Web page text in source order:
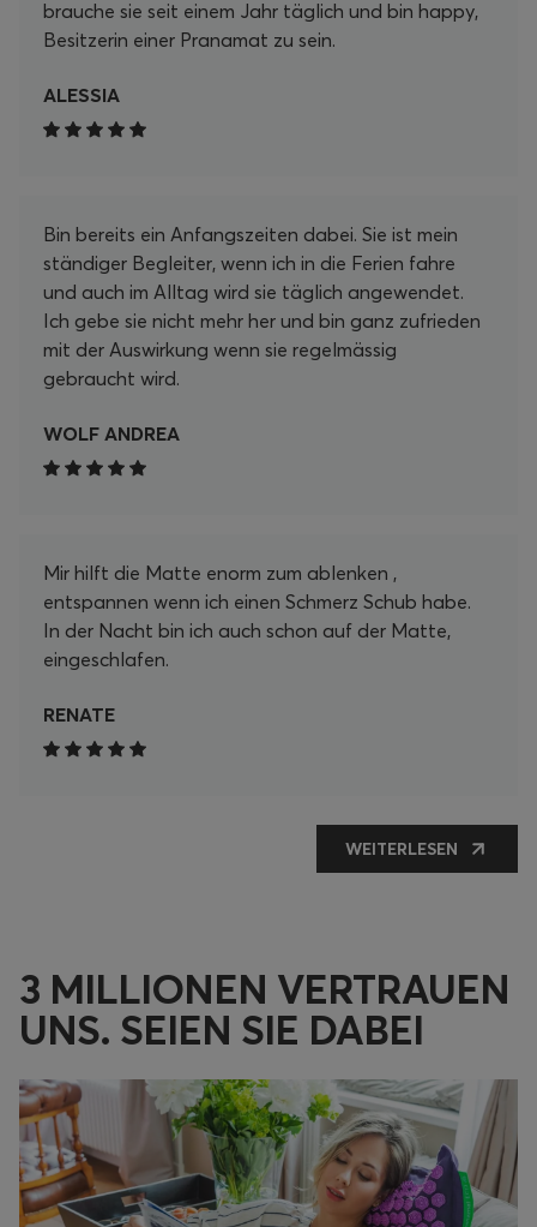
brauche sie seit einem Jahr täglich und bin happy,
Besitzerin einer Pranamat zu sein.
ALESSIA
Bin bereits ein Anfangszeiten dabei. Sie ist mein
ständiger Begleiter, wenn ich in die Ferien fahre
und auch im Alltag wird sie täglich angewendet.
Ich gebe sie nicht mehr her und bin ganz zufrieden
mit der Auswirkung wenn sie regelmässig
gebraucht wird.
WOLF ANDREA
Mir hilft die Matte enorm zum ablenken ,
entspannen wenn ich einen Schmerz Schub habe.
In der Nacht bin ich auch schon auf der Matte,
eingeschlafen.
RENATE
WEITERLESEN
3 MILLIONEN VERTRAUEN
UNS. SEIEN SIE DABEI